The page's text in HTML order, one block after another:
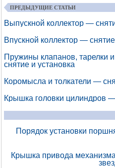
ПРЕДЫДУЩИЕ СТАТЬИ
Выпускной коллектор —
Впускной коллектор —
Пружины клапанов, тарелки
снятие и установка
Коромысла и толкатели —
Крышка головки цилиндров
Порядок установки
Крышка привода